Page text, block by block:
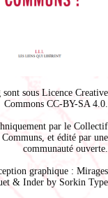
sous Licence Creative
Commons CC-BY-SA 4.0
par le Collectif
, et édité par une
communauté ouverte.
graphique : Mirages
t & Inder by Sorkin Type